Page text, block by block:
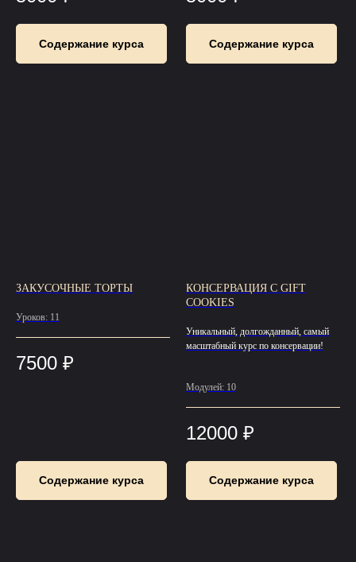
Содержание курса Содержание курса
ЗАКУСОЧНЫЕ ТОРТЫ
Уроков: 11
7500 ₽
Содержание курса
КОНСЕРВАЦИЯ С GIFT
COOKIES
Уникальный, долгожданный, самый
масштабный курс по консервации!
Модулей: 10
12000 ₽
Содержание курса